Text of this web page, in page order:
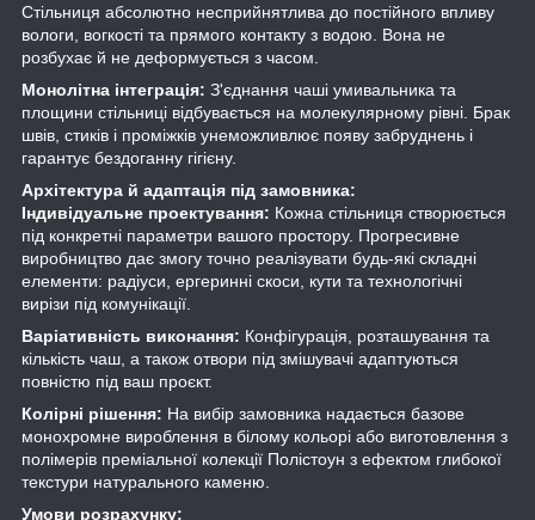
Стільниця абсолютно несприйнятлива до постійного впливу
вологи, вогкості та прямого контакту з водою. Вона не
розбухає й не деформується з часом.
Монолітна інтеграція: З'єднання чаші умивальника та
площини стільниці відбувається на молекулярному рівні. Брак
швів, стиків і проміжків унеможливлює появу забруднень і
гарантує бездоганну гігієну.
Архітектура й адаптація під замовника:
Індивідуальне проектування: Кожна стільниця створюється
під конкретні параметри вашого простору. Прогресивне
виробництво дає змогу точно реалізувати будь-які складні
елементи: радіуси, ергеринні скоси, кути та технологічні
вирізи під комунікації.
Варіативність виконання: Конфігурація, розташування та
кількість чаш, а також отвори під змішувачі адаптуються
повністю під ваш проєкт.
Колірні рішення: На вибір замовника надається базове
монохромне вироблення в білому кольорі або виготовлення з
полімерів преміальної колекції Полістоун з ефектом глибокої
текстури натурального каменю.
Умови розрахунку: